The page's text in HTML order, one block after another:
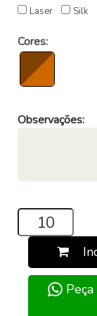
Laser Silk
Cores:
Observações: